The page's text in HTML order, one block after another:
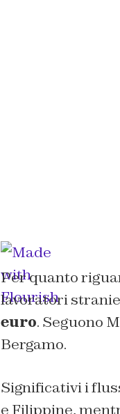
Per quanto
lavoratori
euro. Seguono
Bergamo.
Significativi i
e Filippine,